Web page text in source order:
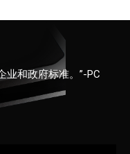
业和政府标准。”-PC